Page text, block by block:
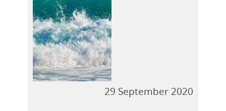
29 September 2020